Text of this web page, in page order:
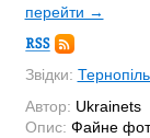
перейти →
Підписка
Звідки:
Автор: Ukrainets
Опис: Файне